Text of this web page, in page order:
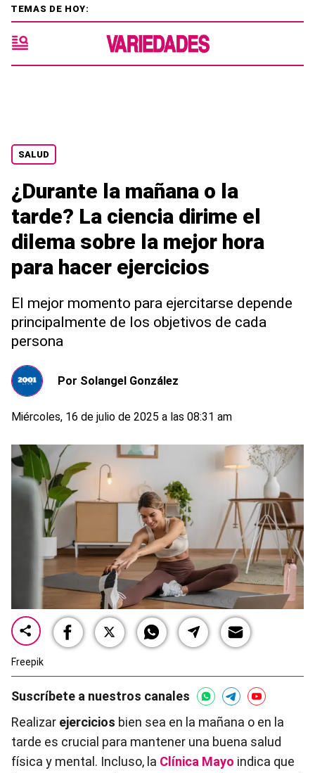
SALUD
¿Durante la mañana o la
tarde? La ciencia dirime el
dilema sobre la mejor hora
para hacer ejercicios
El mejor momento para ejercitarse depende
principalmente de los objetivos de cada
persona
Por Solangel González
Miércoles, 16 de julio de 2025 a las 08:31 am
Freepik
Suscríbete a nuestros canales
Realizar ejercicios bien sea en la mañana o en la
tarde es crucial para mantener una buena salud
física y mental. Incluso, la Clínica Mayo indica que
TEMAS DE HOY: